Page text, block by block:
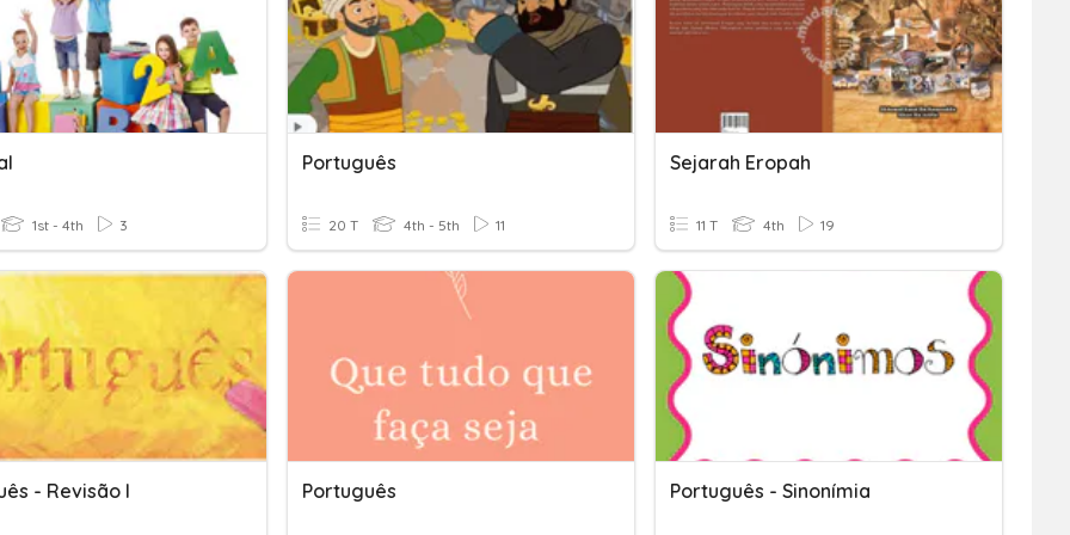
1st - 4th 3
Português
20 T 4th - 5th 11
Sejarah Eropah
11 T 4th 19
- Revisão I Português Português - Sinonímia